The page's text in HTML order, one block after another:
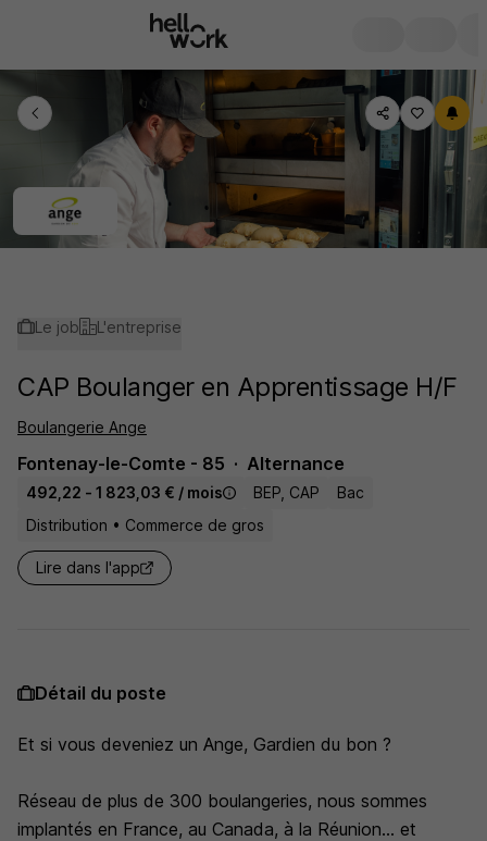
Le job L'entreprise
CAP Boulanger en Apprentissage H/F
Boulangerie Ange
Fontenay-le-Comte - 85 Alternance
492,22 - 1 823,03 € / mois BEP, CAP
Bac
Distribution • Commerce de gros
Lire dans l'app
Détail du poste
Et si vous deveniez un Ange, Gardien du bon ?
Réseau de plus de 300 boulangeries, nous sommes
implantés en France, au Canada, à la Réunion... et